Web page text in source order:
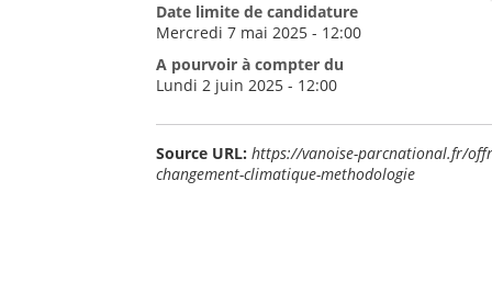
Date limite de candidature
Mercredi 7 mai 2025 - 12:00
A pourvoir à compter du
Lundi 2 juin 2025 - 12:00
Source URL: https://vanoise-parcnational.fr/
changement-climatique-methodologie